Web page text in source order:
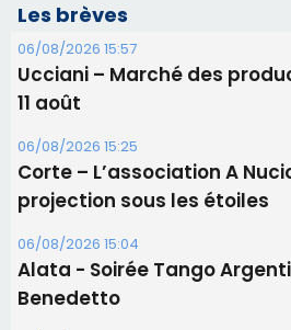
Les brèves
06/08/2026 15:57
Ucciani – Marché des
11 août
06/08/2026 15:25
Corte – L’association A
projection sous les étoiles
06/08/2026 15:04
Alata - Soirée Tango
Benedetto